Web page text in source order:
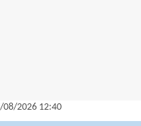
08/2026 12:40